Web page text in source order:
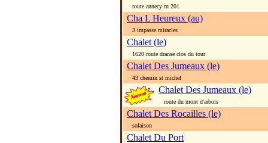
route annecy rn 201
Cha L Heureux (au)
3 impasse miracles
Chalet (le)
1620 route dranse clos du tour
Chalet Des Jumeaux (le)
43 chemin st michel
Chalet Des Jumeaux (le)
route du mont d'arbois
Chalet Des Rocailles (le)
solaison
Chalet Du Port